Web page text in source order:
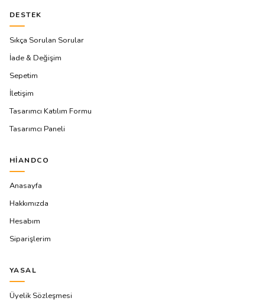
DESTEK
Sıkça Sorulan Sorular
İade & Değişim
Sepetim
İletişim
Tasarımcı Katılım Formu
Tasarımcı Paneli
HIANDCO
Anasayfa
Hakkımızda
Hesabım
Siparişlerim
YASAL
Üyelik Sözleşmesi